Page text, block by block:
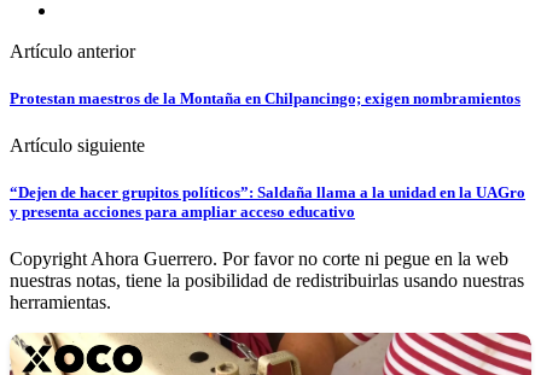
Artículo anterior
Protestan maestros de la Montaña en Chilpancingo; exigen nombramientos
Artículo siguiente
“Dejen de hacer grupitos políticos”: Saldaña llama a la unidad en la UAGro
y presenta acciones para ampliar acceso educativo
Copyright Ahora Guerrero. Por favor no corte ni pegue en la web
nuestras notas, tiene la posibilidad de redistribuirlas usando nuestras
herramientas.